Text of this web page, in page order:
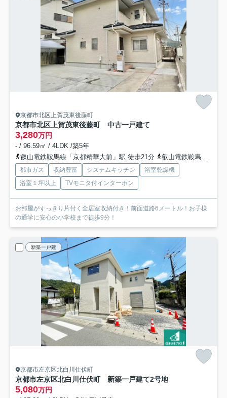
京都市北区上賀茂東後藤町
京都市北区上賀茂東後藤町 中古一戸建て
3,280万円
- / 96.59㎡ / 4LDK /築5年
叡山電鉄鞍馬線「京都精華大前」駅 徒歩21分
叡山電鉄鞍馬線「二軒茶屋」駅 徒歩24分
都市ガス 収納豊富 システムキッチン
浴室乾燥機
浴室１坪以上
TVモニタ付インターホン
お部屋がすっきり片付く全居室収納付き！前面道路6メートル！お子様
の通学に安心の小学校まで徒歩9分！
新築一戸建
京都市左京区北白川仕伏町
京都市左京区北白川仕伏町 新築一戸建て2号地
5,080万円